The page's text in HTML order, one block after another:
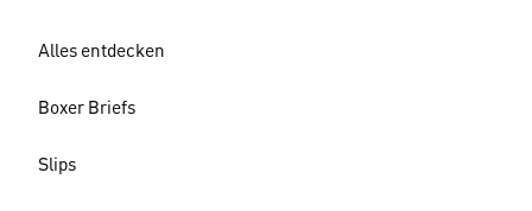
Alles entdecken
Boxer Briefs
Slips